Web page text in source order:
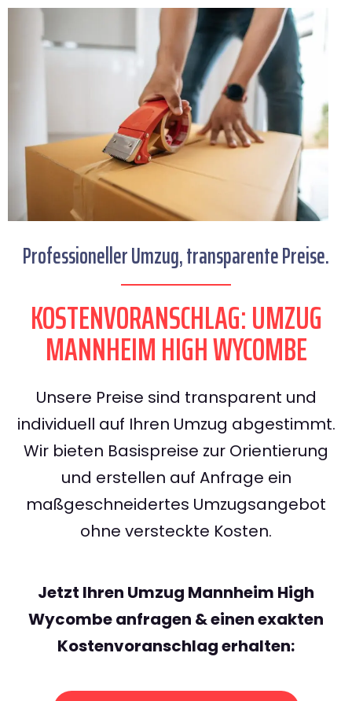
Professioneller Umzug, transparente Preise.
KOSTENVORANSCHLAG: UMZUG
MANNHEIM HIGH WYCOMBE
Unsere Preise sind transparent und
individuell auf Ihren Umzug abgestimmt.
Wir bieten Basispreise zur Orientierung
und erstellen auf Anfrage ein
maßgeschneidertes Umzugsangebot
ohne versteckte Kosten.
Jetzt Ihren Umzug Mannheim High
Wycombe anfragen & einen exakten
Kostenvoranschlag erhalten: